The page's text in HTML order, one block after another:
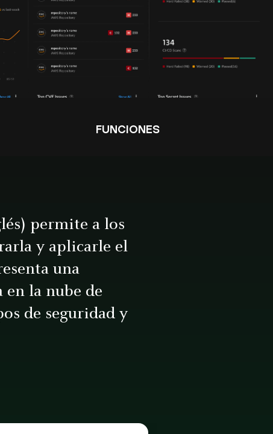
FUNCIONES
permite a los
y aplicarle el
una
la nube de
de seguridad y